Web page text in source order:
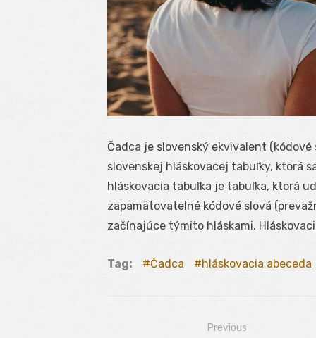
Čadca je slovenský ekvivalent (kódové
slovenskej hláskovacej tabuľky, ktorá
hláskovacia tabuľka je tabuľka, ktorá
zapamätovatelné kódové slová
začínajúce týmito hláskami.
Tag: Čadca hláskovacia abeceda
Previous